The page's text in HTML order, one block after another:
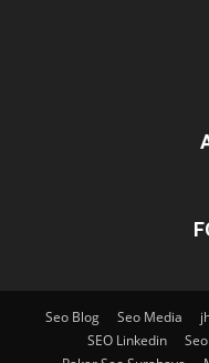
Seo Blog Seo Media
SEO Linkedin